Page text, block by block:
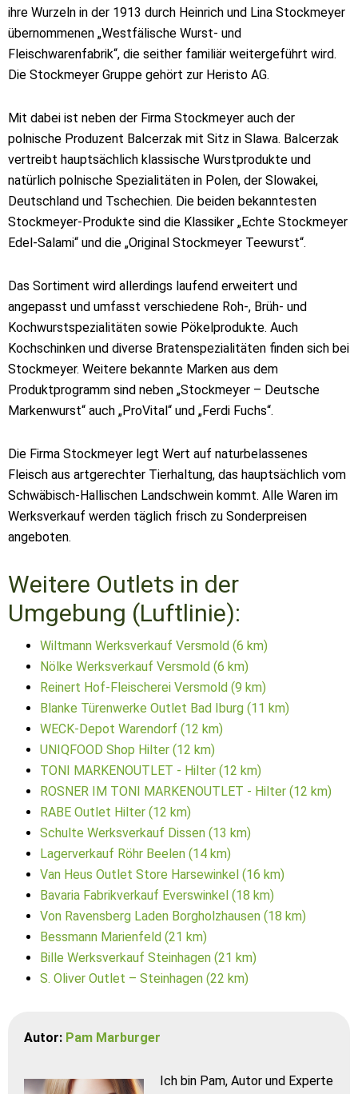
ihre Wurzeln in der 1913 durch Heinrich und Lina Stockmeyer
übernommenen „Westfälische Wurst- und
Fleischwarenfabrik“, die seither familiär weitergeführt wird.
Die Stockmeyer Gruppe gehört zur Heristo AG.
Mit dabei ist neben der Firma Stockmeyer auch der
polnische Produzent Balcerzak mit Sitz in Slawa. Balcerzak
vertreibt hauptsächlich klassische Wurstprodukte und
natürlich polnische Spezialitäten in Polen, der Slowakei,
Deutschland und Tschechien. Die beiden bekanntesten
Stockmeyer-Produkte sind die Klassiker „Echte Stockmeyer
Edel-Salami“ und die „Original Stockmeyer Teewurst“.
Das Sortiment wird allerdings laufend erweitert und
angepasst und umfasst verschiedene Roh-, Brüh- und
Kochwurstspezialitäten sowie Pökelprodukte. Auch
Kochschinken und diverse Bratenspezialitäten finden sich bei
Stockmeyer. Weitere bekannte Marken aus dem
Produktprogramm sind neben „Stockmeyer – Deutsche
Markenwurst“ auch „ProVital“ und „Ferdi Fuchs“.
Die Firma Stockmeyer legt Wert auf naturbelassenes
Fleisch aus artgerechter Tierhaltung, das hauptsächlich vom
Schwäbisch-Hallischen Landschwein kommt. Alle Waren im
Werksverkauf werden täglich frisch zu Sonderpreisen
angeboten.
Weitere Outlets in der
Umgebung (Luftlinie):
Wiltmann Werksverkauf Versmold (6 km)
Nölke Werksverkauf Versmold (6 km)
Reinert Hof-Fleischerei Versmold (9 km)
Blanke Türenwerke Outlet Bad Iburg (11 km)
WECK-Depot Warendorf (12 km)
UNIQFOOD Shop Hilter (12 km)
TONI MARKENOUTLET - Hilter (12 km)
ROSNER IM TONI MARKENOUTLET - Hilter (12 km)
RABE Outlet Hilter (12 km)
Schulte Werksverkauf Dissen (13 km)
Lagerverkauf Röhr Beelen (14 km)
Van Heus Outlet Store Harsewinkel (16 km)
Bavaria Fabrikverkauf Everswinkel (18 km)
Von Ravensberg Laden Borgholzhausen (18 km)
Bessmann Marienfeld (21 km)
Bille Werksverkauf Steinhagen (21 km)
S. Oliver Outlet – Steinhagen (22 km)
Autor: Pam Marburger
Ich bin Pam, Autor und Experte